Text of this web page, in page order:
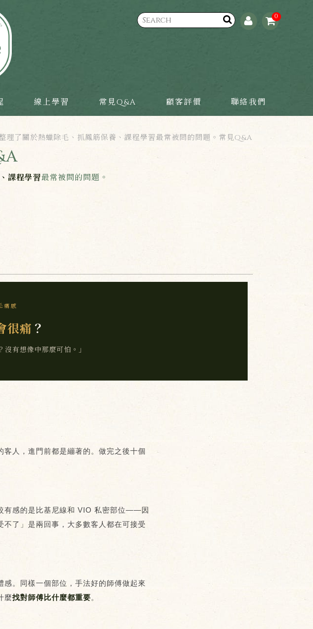
0
線上學習 常見Q&A 顧客評價 聯絡我們
課程學習最常被問的問題。
理了關於熱蠟除毛、抓鳳筋保養、課程學習最常被問的問題。常見Q&A
痛感
很痛 ？
有想像中那麼可怕。」
人，進門前都是繃著的。做完之後十個
有感的是比基尼線和 VIO 私密部位——因
了」是兩回事，大多數客人都在可接受
。同樣一個部位，手法好的師傅做起來
麼找對師傅比什麼都重要。